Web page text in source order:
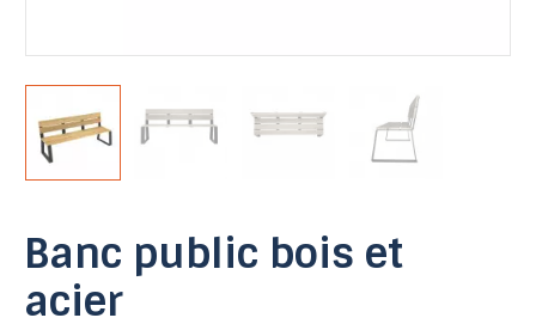
Banc public bois et
acier